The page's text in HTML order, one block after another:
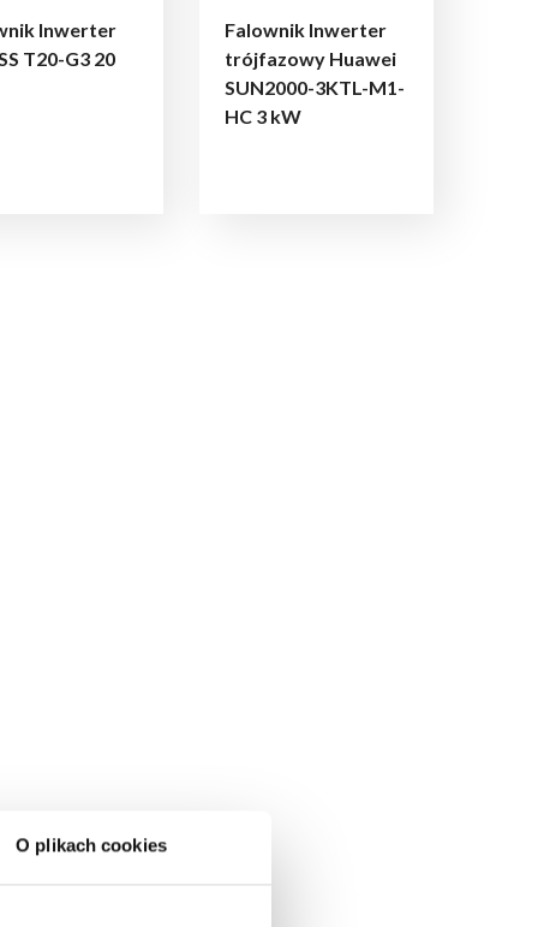
O plikach cookies
Inwerter
T20-G3 20
Falownik Inwerter
trójfazowy Huawei
SUN2000-3KTL-M1-
HC 3 kW